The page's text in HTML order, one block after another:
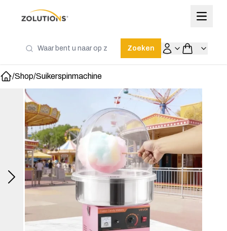
Zoeken
/Shop/Suikerspinmachine